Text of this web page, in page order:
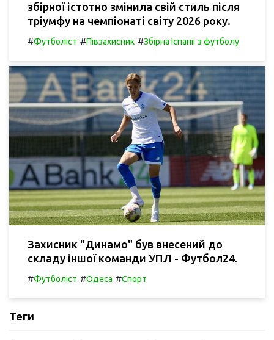
збірної істотно змінила свій стиль після
тріумфу на чемпіонаті світу 2026 року.
#Футболіст #Півзахисник #Збірна Іспанії з футболу
Захисник "Динамо" був внесений до
складу іншої команди УПЛ - Футбол24.
#Футболіст #Одеса #Спорт
Теги